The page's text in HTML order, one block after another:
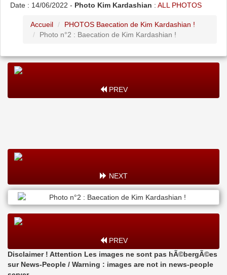
Date : 14/06/2022 - Photo Kim Kardashian : ALL PHOTOS
Accueil
PHOTOS Baecation de Kim Kardashian !
Photo n°2 : Baecation de Kim Kardashian !
PREV
NEXT
PREV
Disclaimer ! Attention Les images ne sont pas hÃ©bergÃ©es
sur News-People / Warning : images are not in news-people